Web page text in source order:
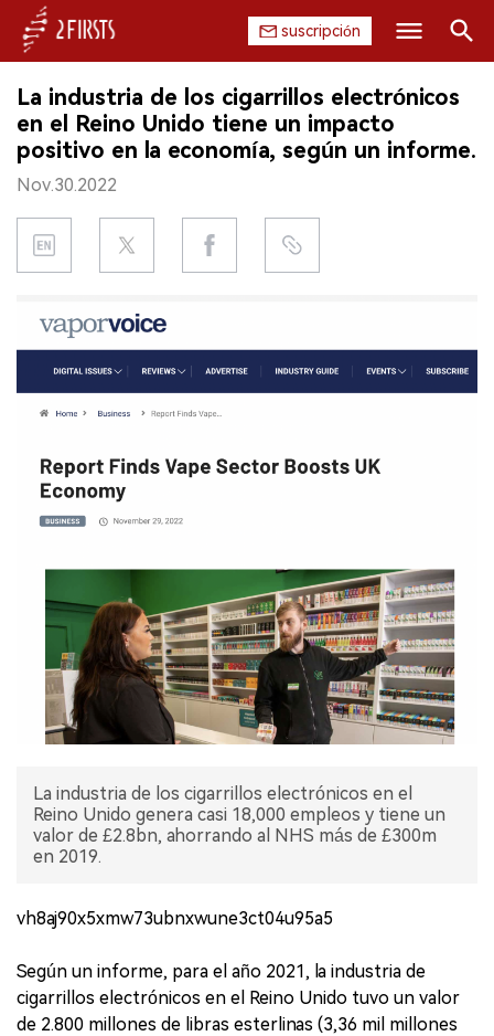
suscripción
INICIO
EMPRESA
PRODUCTO
REGULACIÓN
CHINA
DATOS
ENTREVISTA
Buscar
La industria de los cigarrillos electrónicos
en el Reino Unido tiene un impacto
positivo en la economía, según un informe.
Nov.30.2022
La industria de los cigarrillos electrónicos en el
Reino Unido genera casi 18,000 empleos y tiene un
valor de £2.8bn, ahorrando al NHS más de £300m
en 2019.
vh8aj90x5xmw73ubnxwune3ct04u95a5
Según un informe, para el año 2021, la industria de
cigarrillos electrónicos en el Reino Unido tuvo un valor
de 2.800 millones de libras esterlinas (3,36 mil millones